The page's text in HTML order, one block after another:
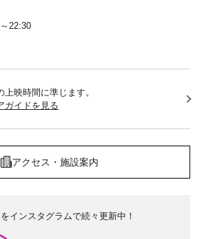
22:30
上映時間に準じます。
ガイドを見る
アクセス・施設案内
インスタグラムで続々更新中！